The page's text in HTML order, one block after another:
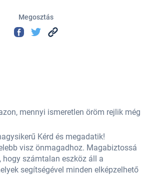
Megosztás
mennyi ismeretlen öröm rejlik még
Kérd és megadatik!
visz önmagadhoz. Magabiztossá
hogy számtalan eszköz áll a
segítségével minden elképzelhető